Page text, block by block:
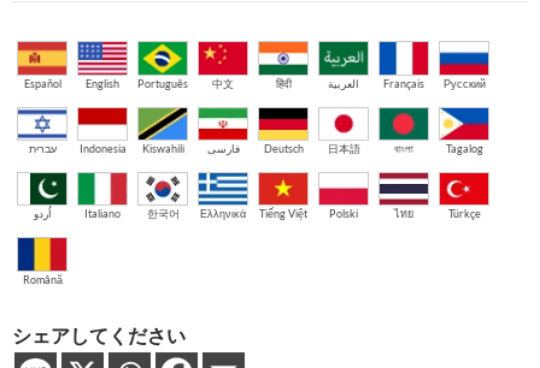
Español English Português 中文 हिंदी العربية Français Русский
עברית Indonesia Kiswahili فارسی Deutsch 日本語 বাংলা Tagalog
اُردو Italiano 한국어 Ελληνικά Tiếng Việt Polski ไทย Türkçe
Română
シェアしてください